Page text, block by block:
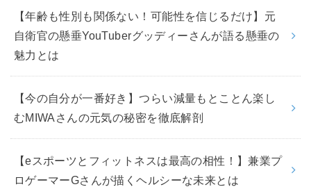
【年齢も性別も関係ない！可能性を信じるだけ】元
自衛官の懸垂YouTuberグッディーさんが語る懸垂の
魅力とは
【今の自分が一番好き】つらい減量もとことん楽し
むMIWAさんの元気の秘密を徹底解剖
【eスポーツとフィットネスは最高の相性！】兼業プ
ロゲーマーGさんが描くヘルシーな未来とは